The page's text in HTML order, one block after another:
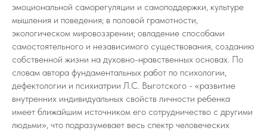
эмоциональной саморегуляции и самоподдержки, культуре
мышления и поведения; в половой грамотности,
экологическом мировоззрении; овладение способами
самостоятельного и независимого существования, созданию
собственной жизни на духовно-нравственных основах. По
словам автора фундаментальных работ по психологии,
дефектологии и психиатрии Л.С. Выготского - «развитие
внутренних индивидуальных свойств личности ребенка
имеет ближайшим источником его сотрудничество с другими
людьми», что подразумевает весь спектр человеческих